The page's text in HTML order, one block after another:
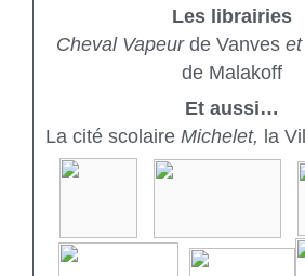
Les librairies
Cheval Vapeur de Vanveset
de Malakoff
Et aussi…
La cité scolaire Michelet, la